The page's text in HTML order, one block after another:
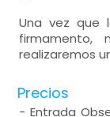
Una vez que
firmamento,
realizaremos
Precios
- Entrada